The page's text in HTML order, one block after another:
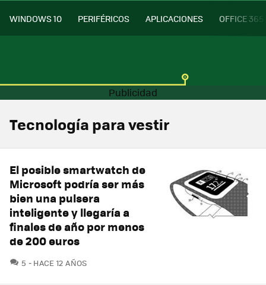
WINDOWS 10 PERIFÉRICOS APLICACIONES OFFICE 365
Tecnología para vestir
El posible smartwatch de
Microsoft podría ser más
bien una pulsera
inteligente y llegaría a
finales de año por menos
de 200 euros
5 COMENTARIOS
HACE 12 AÑOS